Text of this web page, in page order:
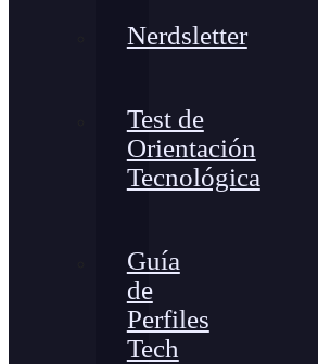
Nerdsletter
Test de
Orientación
Tecnológica
Guía
de
Perfiles
Tech